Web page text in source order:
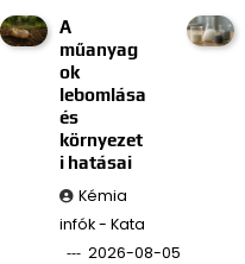
A
műanyag
ok
lebomlása
és
környezet
i hatásai
Kémia
infók - Kata
2026-08-05